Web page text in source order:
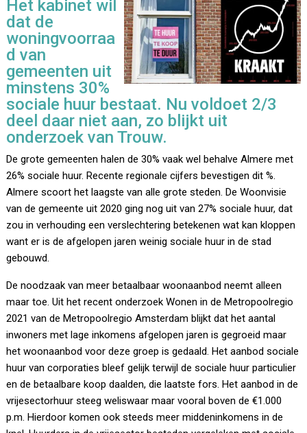
Het kabinet wil
dat de
woningvoorraa
d van
gemeenten uit
minstens 30%
sociale huur bestaat. Nu voldoet 2/3
deel daar niet aan, zo blijkt uit
onderzoek van Trouw.
De grote gemeenten halen de 30% vaak wel behalve Almere met
26% sociale huur. Recente regionale cijfers bevestigen dit %.
Almere scoort het laagste van alle grote steden. De Woonvisie
van de gemeente uit 2020 ging nog uit van 27% sociale huur, dat
zou in verhouding een verslechtering betekenen wat kan kloppen
want er is de afgelopen jaren weinig sociale huur in de stad
gebouwd.
De noodzaak van meer betaalbaar woonaanbod neemt alleen
maar toe. Uit het recent onderzoek Wonen in de Metropoolregio
2021 van de Metropoolregio Amsterdam blijkt dat het aantal
inwoners met lage inkomens afgelopen jaren is gegroeid maar
het woonaanbod voor deze groep is gedaald. Het aanbod sociale
huur van corporaties bleef gelijk terwijl de sociale huur particulier
en de betaalbare koop daalden, die laatste fors. Het aanbod in de
vrijesectorhuur steeg weliswaar maar vooral boven de €1.000
p.m. Hierdoor komen ook steeds meer middeninkomens in de